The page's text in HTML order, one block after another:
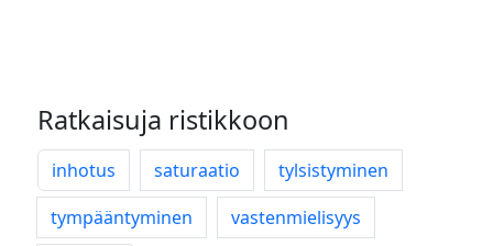
Ratkaisuja ristikkoon
inhotus saturaatio
tylsistyminen
tympääntyminen
vastenmielisyys